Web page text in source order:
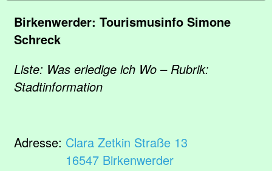
Birkenwerder: Tourismusinfo Simone
Schreck
Liste: Was erledige ich Wo – Rubrik:
Stadtinformation
Adresse: Clara Zetkin Straße 13
16547 Birkenwerder